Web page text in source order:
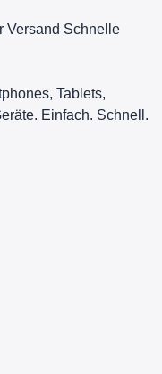
Versand Schnelle
Tablets,
Einfach. Schnell.